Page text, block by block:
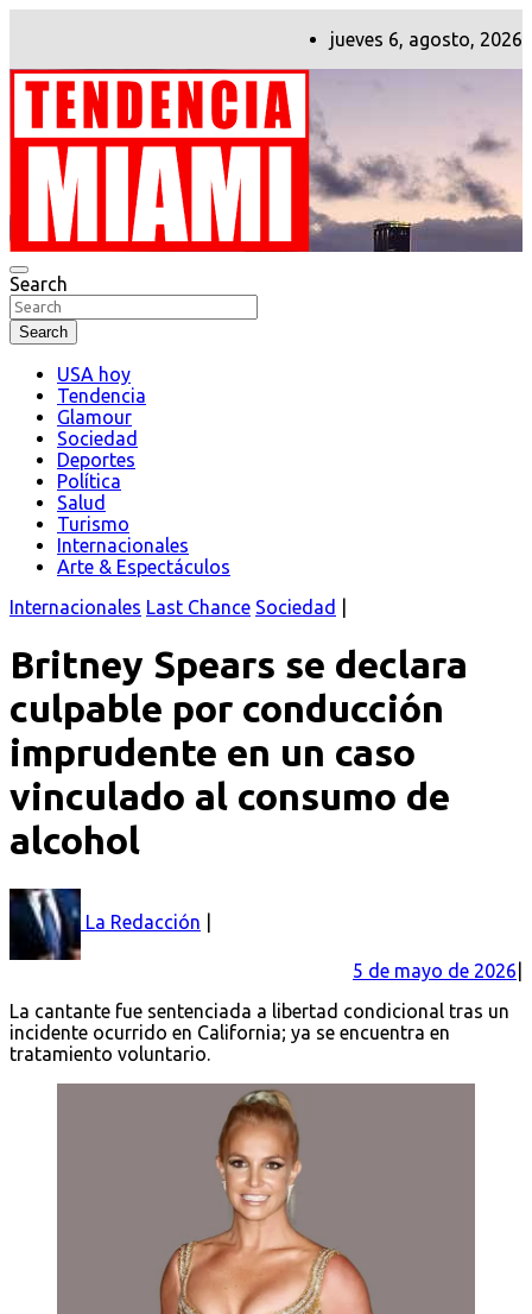
jueves 6, agosto, 2026
Tendencia Miami
Search
Search
USA hoy
Tendencia
Glamour
Sociedad
Deportes
Política
Salud
Turismo
Internacionales
Arte & Espectáculos
Internacionales Last Chance Sociedad
Britney Spears se declara
culpable por conducción
imprudente en un caso
vinculado al consumo de
alcohol
La Redacción
5 de mayo de 2026
La cantante fue sentenciada a libertad condicional tras un
incidente ocurrido en California; ya se encuentra en
tratamiento voluntario.